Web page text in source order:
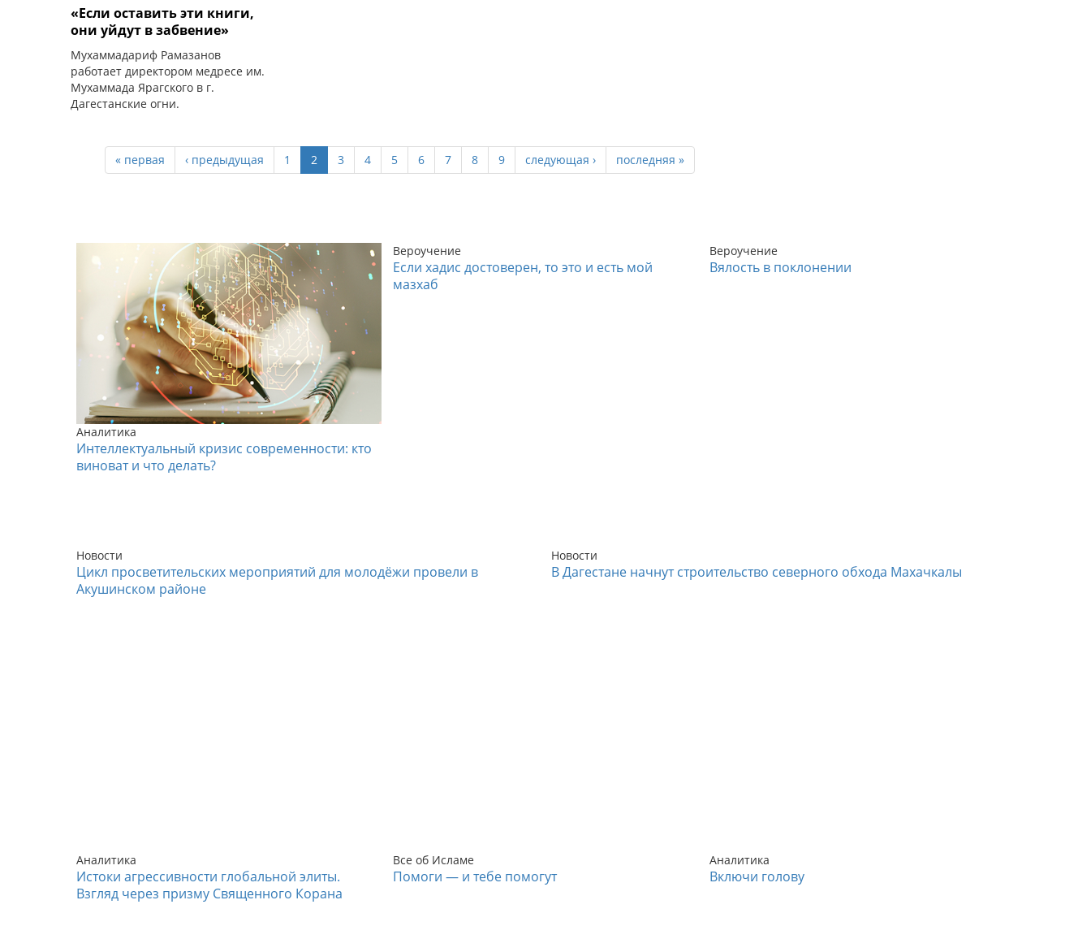
«Если оставить эти книги,
они уйдут в забвение»
Мухаммадариф Рамазанов
работает директором медресе им.
Мухаммада Ярагского в г.
Дагестанские огни.
« первая ‹ предыдущая 1 2 3 4 5 6 7 8 9 следующая › последняя »
Аналитика
Интеллектуальный кризис современности: кто
виноват и что делать?
Вероучение
Если хадис достоверен, то это и есть мой
мазхаб
Вероучение
Вялость в поклонении
Новости
Цикл просветительских мероприятий для молодёжи провели в
Акушинском районе
Новости
В Дагестане начнут строительство северного обхода Махачкалы
Аналитика
Истоки агрессивности глобальной элиты.
Взгляд через призму Священного Корана
Все об Исламе
Помоги — и тебе помогут
Аналитика
Включи голову